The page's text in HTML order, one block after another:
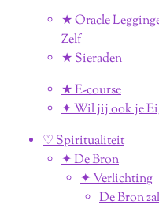
★ Oracle
Zelf
★ Sieraden
★ E-course
✦ Wil jij ook je
♡ Spiritualiteit
✦ De Bron
✦ Verlichting
De Bron